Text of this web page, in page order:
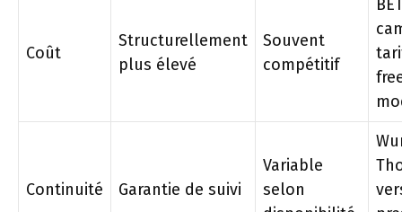
Coût
Structurellement
plus élevé
Souvent
compétitif
Continuité Garantie de suivi
Variable
selon